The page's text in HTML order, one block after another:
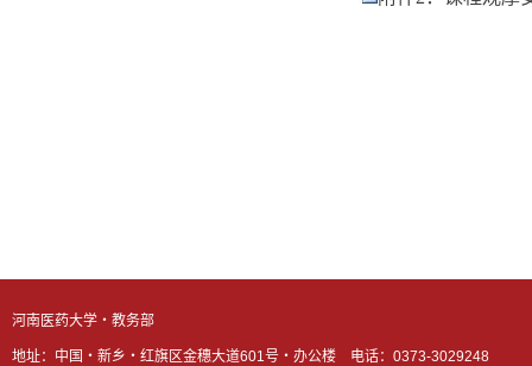
河南医药大学・教务部
地址：中国・新乡・红旗区金穗大道601号・办公楼 电话：0373-3029248